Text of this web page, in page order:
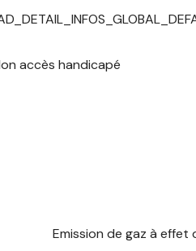
accès handicapé
Emission de gaz à effet